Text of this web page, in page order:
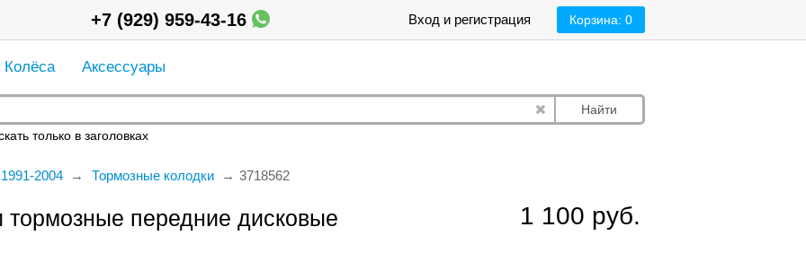
Корзина: 0
Вход и регистрация
+7 (929) 959-43-16
Колёса Аксессуары
Найти
только в заголовках
2004 Тормозные колодки 3718562
тормозные передние дисковые
1 100 руб.